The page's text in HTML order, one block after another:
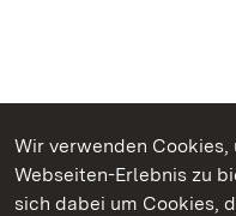
Wir verwenden
Webseiten-Erlebnis zu
sich dabei um Cookies,
Kommen. Staunen.